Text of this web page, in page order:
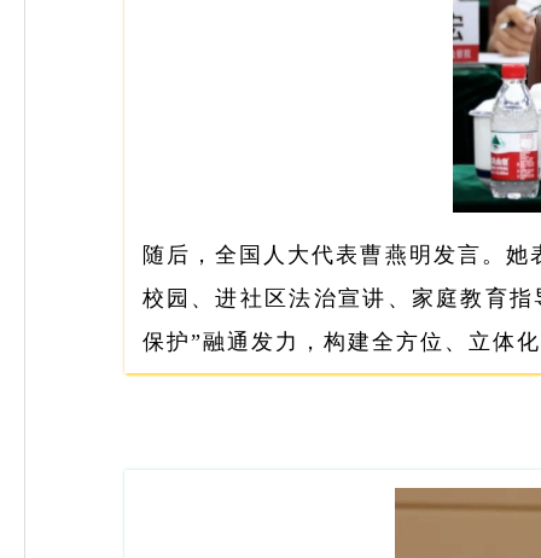
随后，全国人大代表曹燕明发言。
校园、进社区法治宣讲、家庭教育
保护”融通发力，构建全方位、立体